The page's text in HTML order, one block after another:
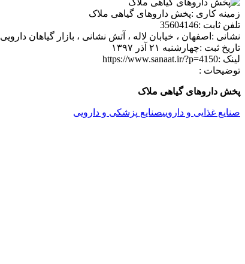
Telegram
زمینه کاری :پخش داروهای گیاهی ملاک
تلفن ثابت :35604146
نشانی : اصفهان ، خیابان لاله ، آتش نشانی ، بازار گیاهان دارویی
تاریخ ثبت :چهارشنبه ۲۱ آذر ۱۳۹۷
لینک :https://www.sanaat.ir/?p=4150
توضیحات :
پخش داروهای گیاهی ملاک
صنایع غذایی و داروییصنایع پزشکی و دارویی